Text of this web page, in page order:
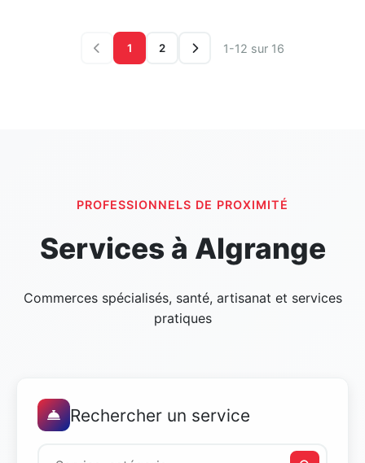
1 2 1-12 sur 16
PROFESSIONNELS DE PROXIMITÉ
Services à Algrange
Commerces spécialisés, santé, artisanat et services
pratiques
Rechercher un service